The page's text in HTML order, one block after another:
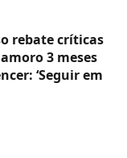
rebate críticas
3 meses
‘Seguir em